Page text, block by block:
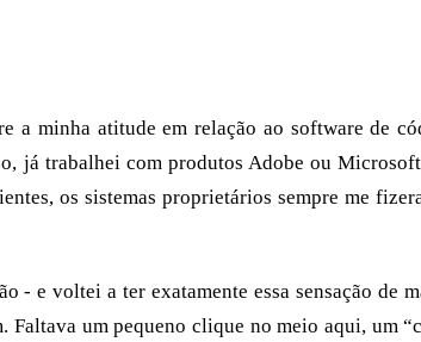
minha atitude em relação ao software de
trabalhei com produtos Adobe ou
os sistemas proprietários sempre me
voltei a ter exatamente essa sensação de
um pequeno clique no meio aqui, um